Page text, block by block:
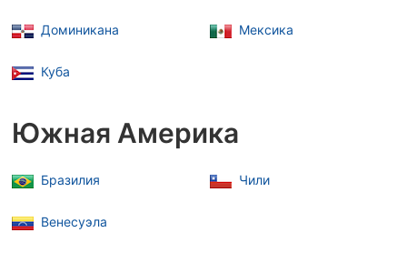
Доминикана
Куба
Мексика
Южная Америка
Бразилия
Венесуэла
Чили